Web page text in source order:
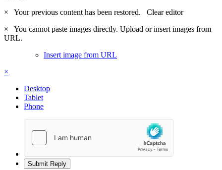
×
Your previous content has been restored. Clear editor
×
You cannot paste images directly. Upload or insert images from
URL.
Insert image from URL
×
Desktop
Tablet
Phone
Submit Reply